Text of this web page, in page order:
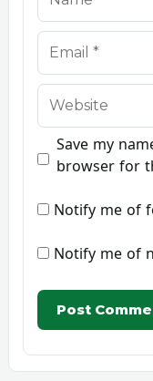
Email
Website
Save my
browser for
Notify me of
Notify me of